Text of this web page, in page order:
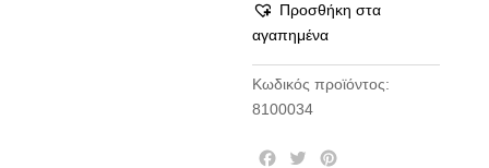
Προσθήκη στα
αγαπημένα
Κωδικός προϊόντος:
8100034
T